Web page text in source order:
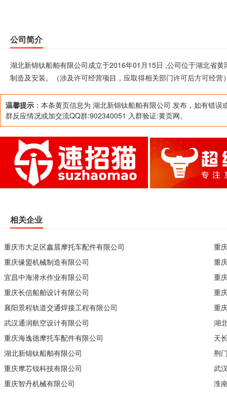
公司简介
湖北新锦钛船舶有限公司成立于2016年01月15日 ,公司位于湖北省
制造及安装。（涉及许可经营项目，应取得相关部门许可后方可经营
温馨提示 ：本条黄页信息为 湖北新锦钛船舶有限公司 发布，如有错误
群反应情况或加交流QQ群:902340051 入群验证:黄页网。
相关企业
重庆市大足区鑫晨摩托车配件有限公司
重庆缘盟机械制造有限公司
宜昌中海潜水作业有限公司
重庆长信船舶设计有限公司
襄阳景程轨道交通焊接工程有限公司
武汉通润航空设计有限公司
重庆海逸德摩托车配件有限公司
湖北新锦钛船舶有限公司
重庆摩芯锐科技有限公司
重庆智丹机械有限公司
重
重
重
重
重
湖
天
荆
武
淮